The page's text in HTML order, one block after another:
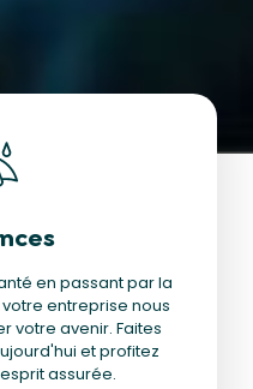
en passant par la
entreprise nous
votre avenir. Faites
et profitez
assurée.